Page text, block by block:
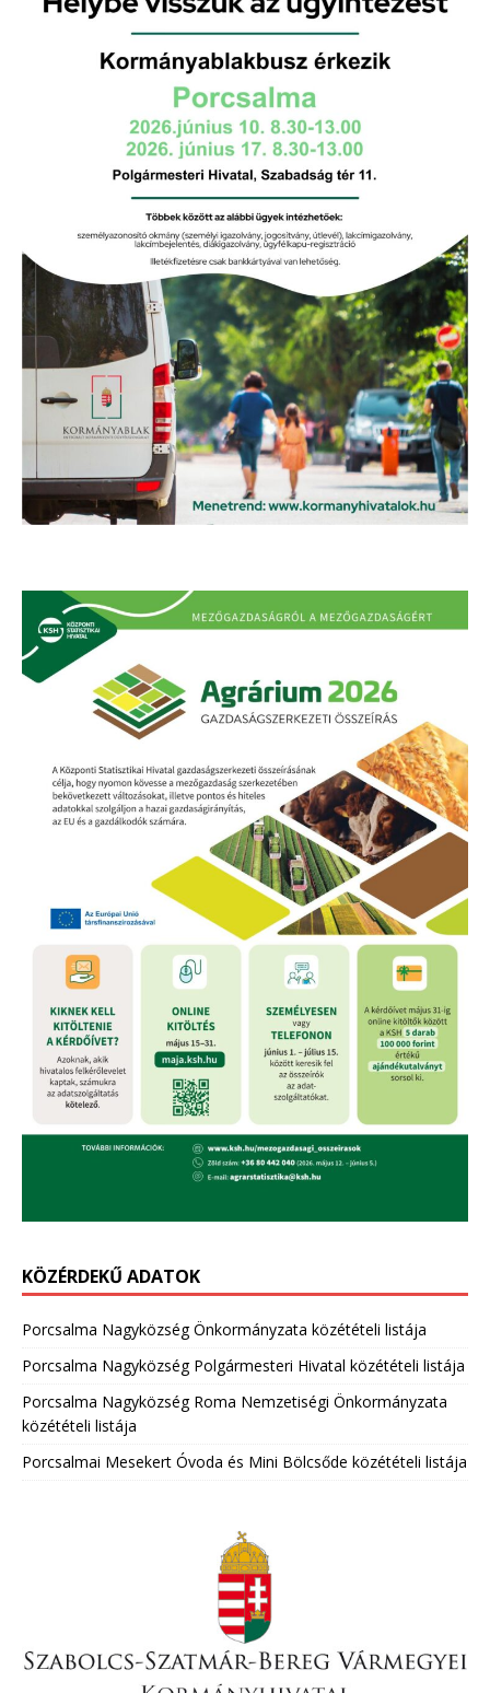
KÖZÉRDEKŰ ADATOK
Porcsalma Nagyközség Önkormányzata közétételi listája
Porcsalma Nagyközség Polgármesteri Hivatal közétételi listája
Porcsalma Nagyközség Roma Nemzetiségi Önkormányzata
közétételi listája
Porcsalmai Mesekert Óvoda és Mini Bölcsőde közétételi listája